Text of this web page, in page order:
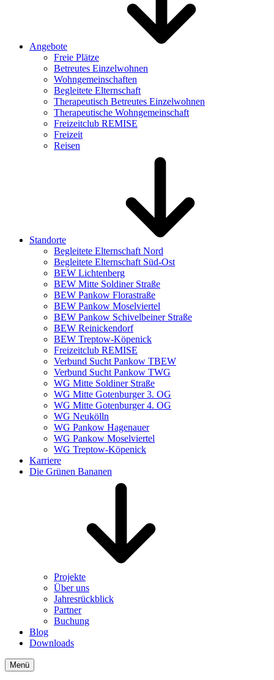
Angebote
Freie Plätze
Betreutes Einzelwohnen
Wohngemeinschaften
Begleitete Elternschaft
Therapeutisch Betreutes Einzelwohnen
Therapeutische Wohngemeinschaft
Freizeitclub REMISE
Freizeit
Reisen
Standorte
Begleitete Elternschaft Nord
Begleitete Elternschaft Süd-Ost
BEW Lichtenberg
BEW Mitte Soldiner Straße
BEW Pankow Florastraße
BEW Pankow Moselviertel
BEW Pankow Schivelbeiner Straße
BEW Reinickendorf
BEW Treptow-Köpenick
Freizeitclub REMISE
Verbund Sucht Pankow TBEW
Verbund Sucht Pankow TWG
WG Mitte Soldiner Straße
WG Mitte Gotenburger 3. OG
WG Mitte Gotenburger 4. OG
WG Neukölln
WG Pankow Hagenauer
WG Pankow Moselviertel
WG Treptow-Köpenick
Karriere
Die Grünen Bananen
Projekte
Über uns
Jahresrückblick
Partner
Buchung
Blog
Downloads
Menü